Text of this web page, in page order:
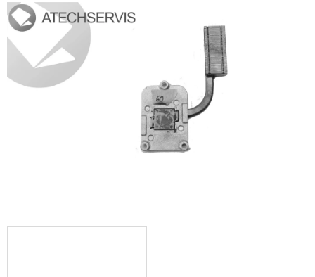
0,0
z
hviezdičiek.